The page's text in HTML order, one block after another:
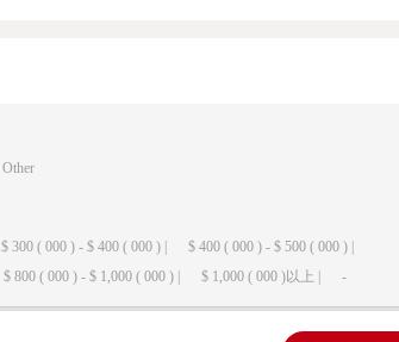
Other
$ 300 ( 000 ) - $ 400 ( 000 ) |
$ 400 ( 000 ) - $ 500 ( 000 ) |
$ 800 ( 000 ) - $ 1,000 ( 000 ) | $ 1,000 ( 000 )以上 | -